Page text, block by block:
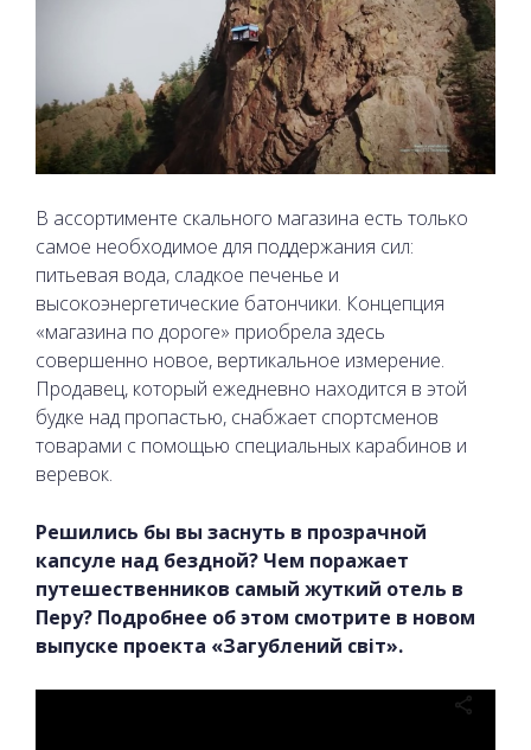
В ассортименте скального магазина есть только
самое необходимое для поддержания сил:
питьевая вода, сладкое печенье и
высокоэнергетические батончики. Концепция
«магазина по дороге» приобрела здесь
совершенно новое, вертикальное измерение.
Продавец, который ежедневно находится в этой
будке над пропастью, снабжает спортсменов
товарами с помощью специальных карабинов и
веревок.
Решились бы вы заснуть в прозрачной
капсуле над бездной? Чем поражает
путешественников самый жуткий отель в
Перу? Подробнее об этом смотрите в новом
выпуске проекта «Загублений світ».